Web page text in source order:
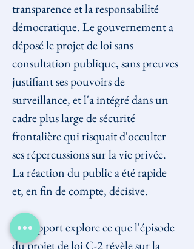
transparence et la responsabilité
démocratique. Le gouvernement a
déposé le projet de loi sans
consultation publique, sans preuves
justifiant ses pouvoirs de
surveillance, et l'a intégré dans un
cadre plus large de sécurité
frontalière qui risquait d'occulter
ses répercussions sur la vie privée.
La réaction du public a été rapide
et, en fin de compte, décisive.
Ce rapport explore ce que l'épisode
du projet de loi C-2 révèle sur la